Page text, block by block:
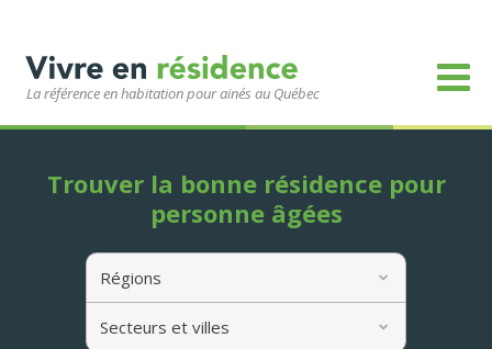
La référence en habitation pour ainés au Québec
Régions
Secteurs et villes
Trouver la bonne résidence pour
personne âgées